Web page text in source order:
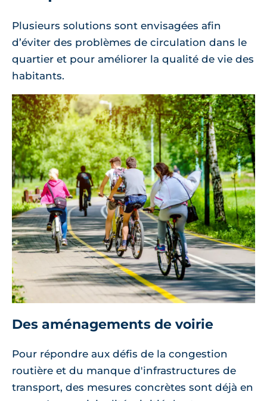
Plusieurs solutions sont envisagées afin
d’éviter des problèmes de circulation dans le
quartier et pour améliorer la qualité de vie des
habitants.
Des aménagements de voirie
Pour répondre aux défis de la congestion
routière et du manque d'infrastructures de
transport, des mesures concrètes sont déjà en